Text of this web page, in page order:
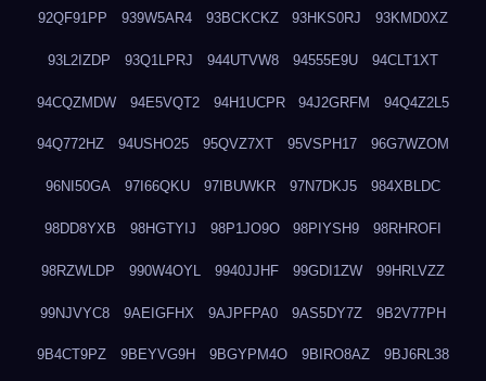
92QF91PP 939W5AR4 93BCKCKZ 93HKS0RJ 93KMD0XZ
93L2IZDP 93Q1LPRJ 944UTVW8 94555E9U 94CLT1XT
94CQZMDW 94E5VQT2 94H1UCPR 94J2GRFM 94Q4Z2L5
94Q772HZ 94USHO25 95QVZ7XT 95VSPH17 96G7WZOM
96NI50GA 97I66QKU 97IBUWKR 97N7DKJ5 984XBLDC
98DD8YXB 98HGTYIJ 98P1JO9O 98PIYSH9 98RHROFI
98RZWLDP 990W4OYL 9940JJHF 99GDI1ZW 99HRLVZZ
99NJVYC8 9AEIGFHX 9AJPFPA0 9AS5DY7Z 9B2V77PH
9B4CT9PZ 9BEYVG9H 9BGYPM4O 9BIRO8AZ 9BJ6RL38